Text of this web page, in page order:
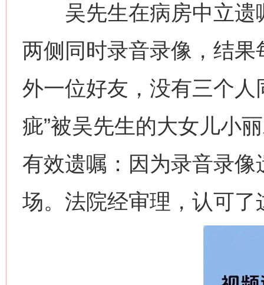
吴先生在病房中立遗
两侧同时录音录像，结
外一位好友，没有三个人
疵”被吴先生的大女儿小
有效遗嘱：因为录音录
场。法院经审理，认可